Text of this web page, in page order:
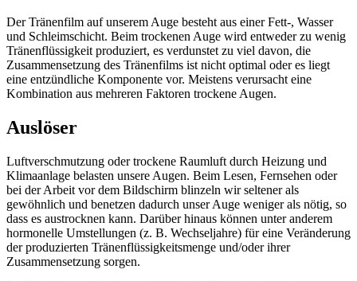
Der Tränenfilm auf unserem Auge besteht aus einer Fett-, Wasser
und Schleimschicht. Beim trockenen Auge wird entweder zu wenig
Tränenflüssigkeit produziert, es verdunstet zu viel davon, die
Zusammensetzung des Tränenfilms ist nicht optimal oder es liegt
eine entzündliche Komponente vor. Meistens verursacht eine
Kombination aus mehreren Faktoren trockene Augen.
Auslöser
Luftverschmutzung oder trockene Raumluft durch Heizung und
Klimaanlage belasten unsere Augen. Beim Lesen, Fernsehen oder
bei der Arbeit vor dem Bildschirm blinzeln wir seltener als
gewöhnlich und benetzen dadurch unser Auge weniger als nötig, so
dass es austrocknen kann. Darüber hinaus können unter anderem
hormonelle Umstellungen (z. B. Wechseljahre) für eine Veränderung
der produzierten Tränenflüssigkeitsmenge und/oder ihrer
Zusammensetzung sorgen.